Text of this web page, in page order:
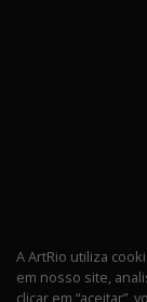
A ArtRio utiliza
em nosso site,
clicar em “aceitar”,